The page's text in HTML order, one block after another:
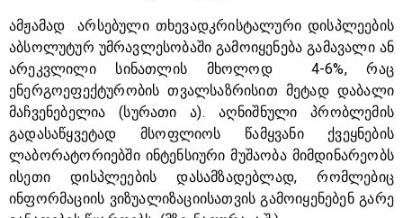
ამჟამად არსებული თხევადკრისტალური დისპლეების
აბსოლუტურ უმრავლესობაში გამოიყენება გამავალი ან
არეკვლილი სინათლის მხოლოდ 4-6%, რაც
ენერგოეფექტურობის თვალსაზრისით მეტად დაბალი
მაჩვენებელია (სურათი ა). აღნიშნული პრობლემის
გადასაწყვეტად მსოფლიოს წამყვანი ქვეყნების
ლაბორატორიებში ინტენსიური მუშაობა მიმდინარეობს
ისეთი დისპლეების დასამზადებლად, რომლებიც
ინფორმაციის ვიზუალიზაციისათვის გამოიყენებენ გარე